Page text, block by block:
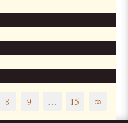
8 9 … 15 ∞